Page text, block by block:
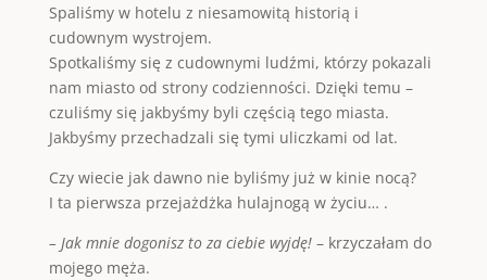
Spaliśmy w hotelu z niesamowitą historią i
cudownym wystrojem.
Spotkaliśmy się z cudownymi ludźmi, którzy pokazali
nam miasto od strony codzienności. Dzięki temu –
czuliśmy się jakbyśmy byli częścią tego miasta.
Jakbyśmy przechadzali się tymi uliczkami od lat.
Czy wiecie jak dawno nie byliśmy już w kinie nocą?
I ta pierwsza przejażdżka hulajnogą w życiu… .
– Jak mnie dogonisz to za ciebie wyjdę!– krzyczałam do
mojego męża.